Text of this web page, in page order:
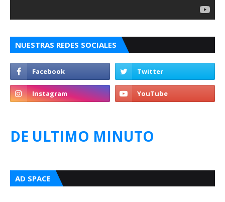
NUESTRAS REDES SOCIALES
DE ULTIMO MINUTO
AD SPACE